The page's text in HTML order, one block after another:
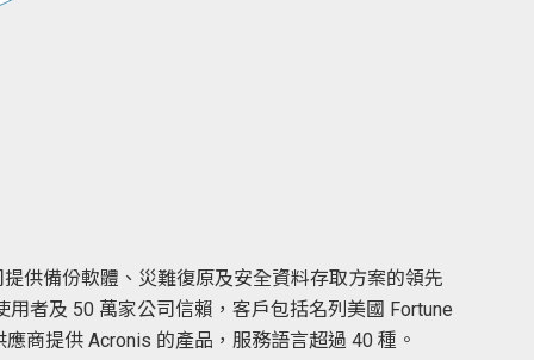
供備份軟體、災難復原及安全資料存取方案的領先
者及 50 萬家公司信賴，客戶包括名列美國 Fortune
商提供 Acronis 的產品，服務語言超過 40 種。